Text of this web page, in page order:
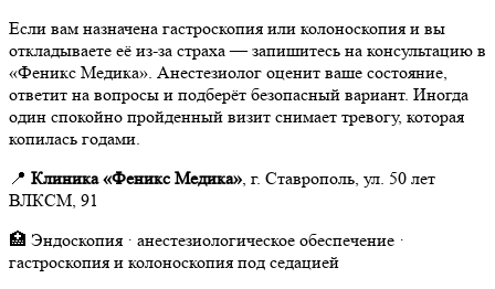
Если вам назначена гастроскопия или колоноскопия и вы
откладываете её из-за страха — запишитесь на консультацию в
«Феникс Медика». Анестезиолог оценит ваше состояние,
ответит на вопросы и подберёт безопасный вариант. Иногда
один спокойно пройденный визит снимает тревогу, которая
копилась годами.
📍 Клиника «Феникс Медика», г. Ставрополь, ул. 50 лет
ВЛКСМ, 91
🏥 Эндоскопия · анестезиологическое обеспечение ·
гастроскопия и колоноскопия под седацией